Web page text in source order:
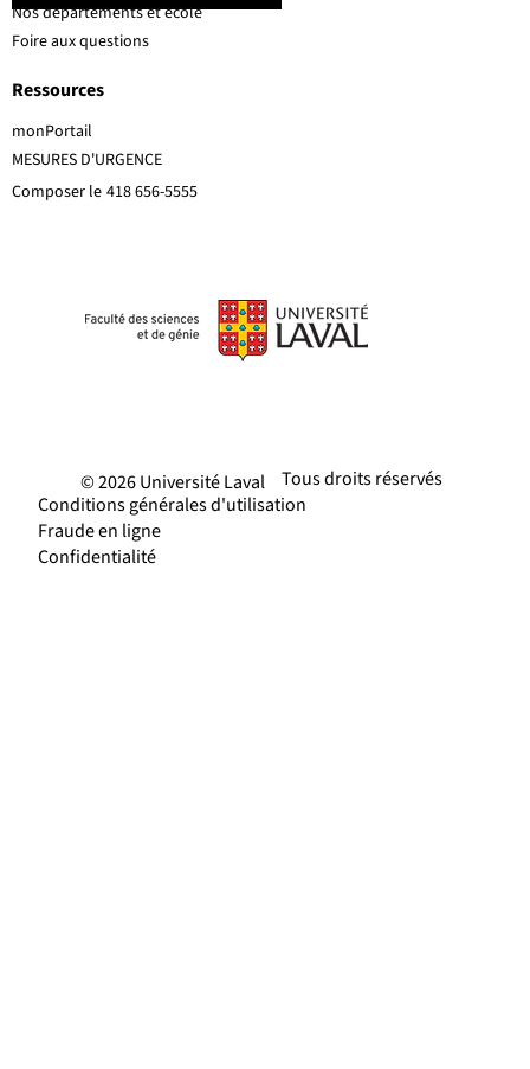
MESURES D'URGENCE
Composer le 418 656-5555
Ressources
Nos départements et école
Foire aux questions
monPortail
Tous droits réservés
© 2026 Université Laval
Conditions générales d'utilisation
Fraude en ligne
Confidentialité